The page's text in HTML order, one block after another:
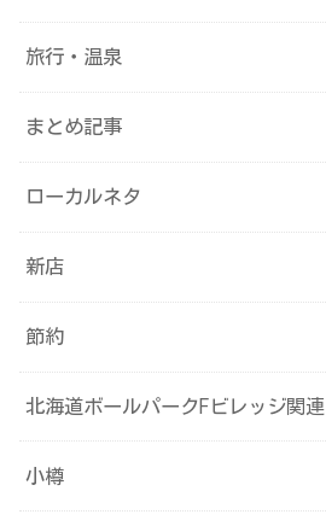
旅行・温泉
まとめ記事
ローカルネタ
新店
節約
北海道ボールパークFビレッジ関連
小樽